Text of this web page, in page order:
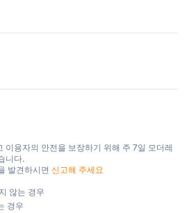
이용자의 안전을 보장하기 위해 주 7일 모더레
니다.
발견하시면 신고해 주세요
않는 경우
경우